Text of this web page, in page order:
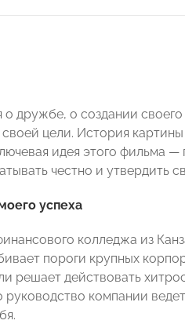
о дружбе, о создании
своей цели. История
идея этого фильма
честно и утвердить
успеха
колледжа из
пороги крупных
решает действовать
руководство компании